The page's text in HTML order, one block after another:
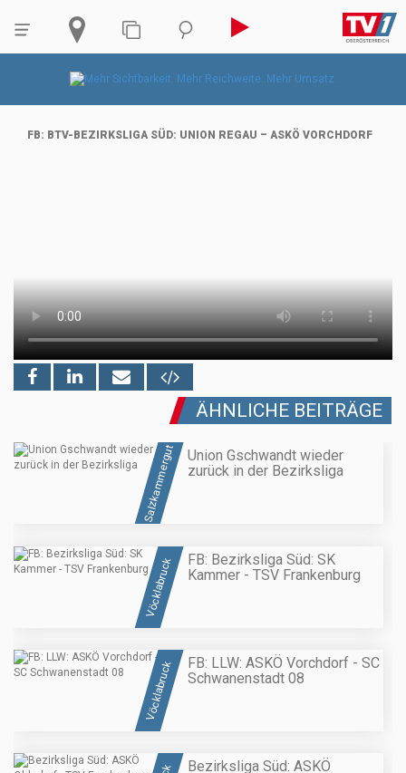
FB: BTV-BEZIRKSLIGA SÜD: UNION REGAU – ASKÖ VORCHDORF
ÄHNLICHE BEITRÄGE
Salzkammergut
Union Gschwandt wieder
zurück in der Bezirksliga
Vöcklabruck
FB: Bezirksliga Süd: SK
Kammer - TSV Frankenburg
Vöcklabruck
FB: LLW: ASKÖ Vorchdorf - SC
Schwanenstadt 08
Bezirksliga Süd: ASKÖ